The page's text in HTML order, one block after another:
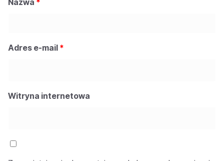
Adres e-mail *
Witryna internetowa